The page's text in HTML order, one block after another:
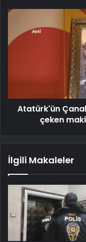
Atatürk'ün
çeken
İlgili Makaleler